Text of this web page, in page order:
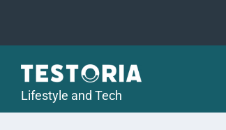
Lifestyle and Tech